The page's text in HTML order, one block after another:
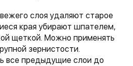
слоя удаляют старое
края убирают шпателем,
щеткой. Можно применять
зернистости.
все предыдущие слои до